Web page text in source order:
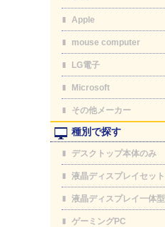
Apple
mouse computer
LG電子
Microsoft
その他メーカー
種別で探す
デスクトップ本体のみ
液晶ディスプレイセット
液晶ディスプレイ一体型
ゲーミングPC